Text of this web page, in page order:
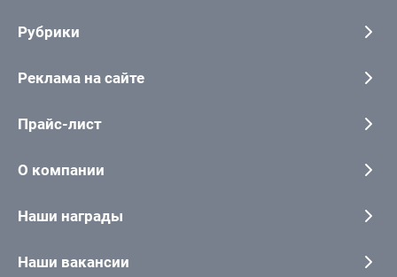
Рубрики
Реклама на сайте
Прайс-лист
О компании
Наши награды
Наши вакансии